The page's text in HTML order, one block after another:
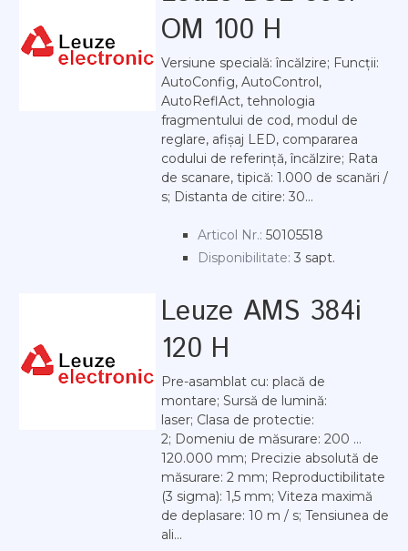
OM 100 H
Versiune specială: încălzire; Funcții:
AutoConfig, AutoControl,
AutoReflAct, tehnologia
fragmentului de cod, modul de
reglare, afișaj LED, compararea
codului de referință, încălzire; Rata
de scanare, tipică: 1.000 de scanări /
s; Distanta de citire: 30...
Articol Nr.: 50105518
Disponibilitate: 3 sapt.
Leuze AMS 384i
120 H
Pre-asamblat cu: placă de
montare; Sursă de lumină:
laser; Clasa de protectie:
2; Domeniu de măsurare: 200 ...
120.000 mm; Precizie absolută de
măsurare: 2 mm; Reproductibilitate
(3 sigma): 1,5 mm; Viteza maximă
de deplasare: 10 m / s; Tensiunea de
ali...